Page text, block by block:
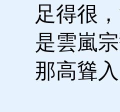
足得很
是雲嵐
那高聳